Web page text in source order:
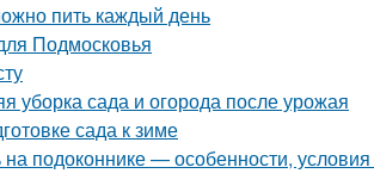
пить каждый день
Подмосковья
уборка сада и огорода после урожая
сада к зиме
подоконнике — особенности, условия